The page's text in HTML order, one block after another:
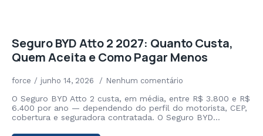
Seguro BYD Atto 2 2027: Quanto Custa,
Quem Aceita e Como Pagar Menos
force junho 14, 2026 Nenhum comentário
O Seguro BYD Atto 2 custa, em média, entre R$ 3.800 e R$
6.400 por ano — dependendo do perfil do motorista, CEP,
cobertura e seguradora contratada. O Seguro BYD…